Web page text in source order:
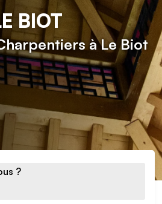
BIOT
à Le Biot
?